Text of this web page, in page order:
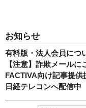
お知らせ
有料版・法人会員につ
【注意】詐欺メールに
FACTIVA向け記事提供
日経テレコンへ配信中